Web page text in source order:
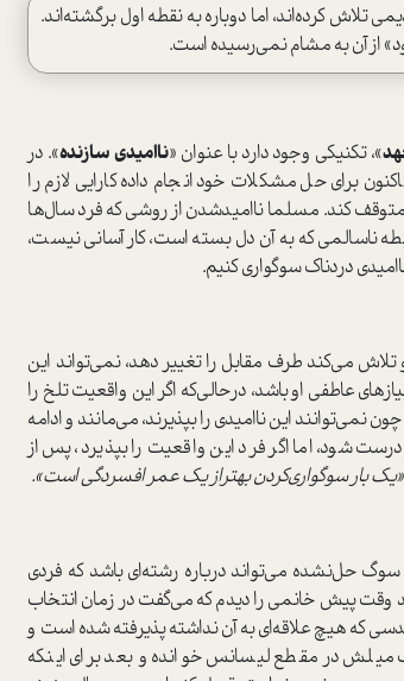
کرده‌اند، اما دوباره به نقطه اول برگشته‌اند.
از آن به مشام نمی‌رسیده است.
»، تکنیکی وجود دارد با عنوان «ناامیدی سازنده». در
برای حل مشکلات خود انجام داده کارایی لازم را
کند. مسلما ناامیدشدن از روشی که فرد سال‌ها
ناسالمی که به آن دل بسته است، کار آسانی نیست،
دردناک سوگواری کنیم.
می‌کند طرف مقابل را تغییر دهد، نمی‌تواند این
عاطفی او باشد، درحالی‌که اگر این واقعیت تلخ را
این ناامیدی را بپذیرند، می‌مانند و ادامه
شود، اما اگر فرد این واقعیت را بپذیرد، پس از
بار سوگواری‌کردن بهتراز یک عمر افسردگی است».
حل‌نشده می‌تواند درباره رشته‌ای باشد که فردی
وقت پیش خانمی را دیدم که می‌گفت در زمان انتخاب
که هیچ علاقه‌ای به آن نداشته پذیرفته شده است و
میلش در مقطع لیسانس خوانده و بعد برای اینکه